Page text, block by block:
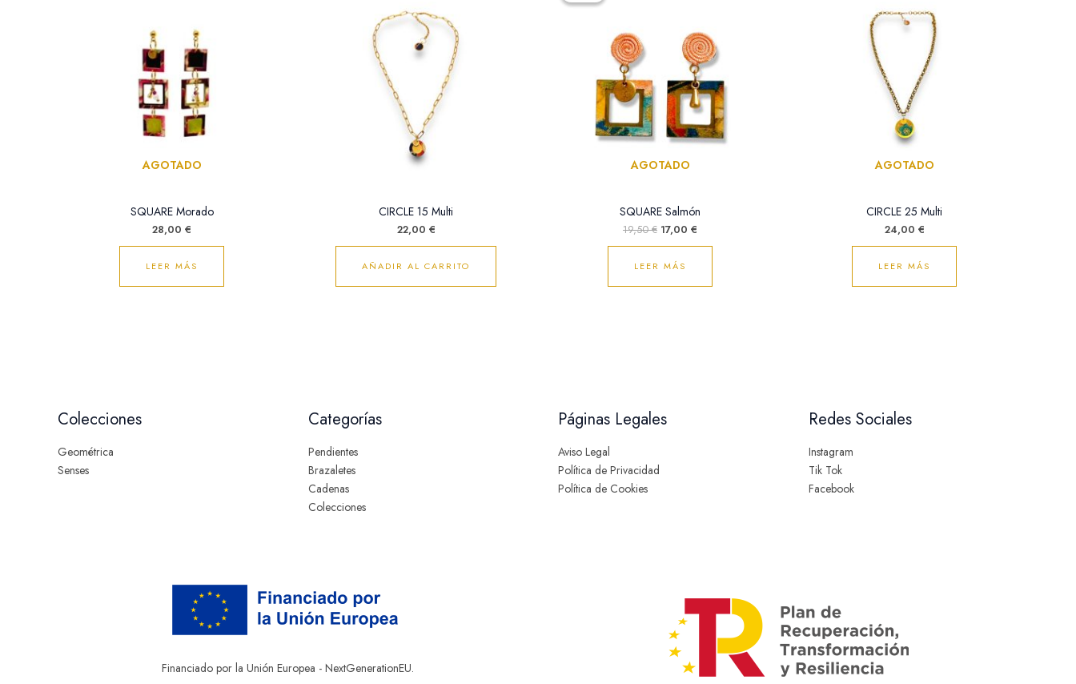
AGOTADO
SQUARE Morado
28,00 €
LEER MÁS
CIRCLE 15 Multi
22,00 €
AÑADIR AL CARRITO
AGOTADO
SQUARE Salmón
19,50€ 17,00 €
LEER MÁS
AGOTADO
CIRCLE 25 Multi
24,00 €
LEER MÁS
Colecciones
Geométrica
Senses
Categorías
Pendientes
Brazaletes
Cadenas
Colecciones
Páginas Legales
Aviso Legal
Política de Privacidad
Política de Cookies
Redes Sociales
Instagram
Tik Tok
Facebook
Financiado por la Unión Europea - NextGenerationEU.